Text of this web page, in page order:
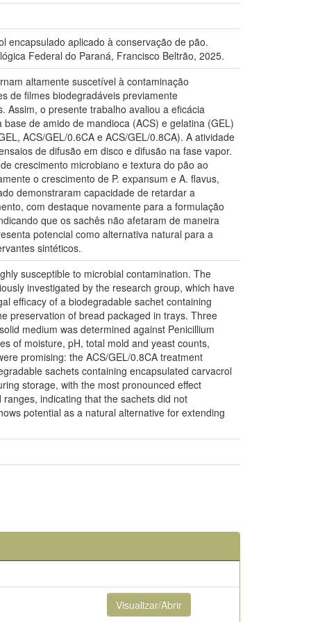
encapsulado aplicado à conservação de pão.
Federal do Paraná, Francisco Beltrão, 2025.
altamente suscetível à contaminação
de filmes biodegradáveis previamente
Assim, o presente trabalho avaliou a eficácia
de amido de mandioca (ACS) e gelatina (GEL)
ACS/GEL/0.6CA e ACS/GEL/0.8CA). A atividade
de difusão em disco e difusão na fase vapor.
crescimento microbiano e textura do pão ao
o crescimento de P. expansum e A. flavus,
demonstraram capacidade de retardar a
com destaque novamente para a formulação
que os sachês não afetaram de maneira
potencial como alternativa natural para a
sintéticos.
susceptible to microbial contamination. The
investigated by the research group, which have
efficacy of a biodegradable sachet containing
preservation of bread packaged in trays. Three
medium was determined against Penicillium
of moisture, pH, total mold and yeast counts,
promising: the ACS/GEL/0.8CA treatment
sachets containing encapsulated carvacrol
storage, with the most pronounced effect
indicating that the sachets did not
potential as a natural alternative for extending
Visualizar/Abrir